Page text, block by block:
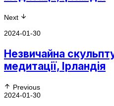
Next
2024-01-30
Незвичайна
медитації, Ірландія
Previous
2024-01-30